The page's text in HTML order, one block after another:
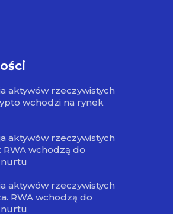
aktywów rzeczywistych
wchodzi na rynek
aktywów rzeczywistych
RWA wchodzą do
nurtu
aktywów rzeczywistych
RWA wchodzą do
nurtu